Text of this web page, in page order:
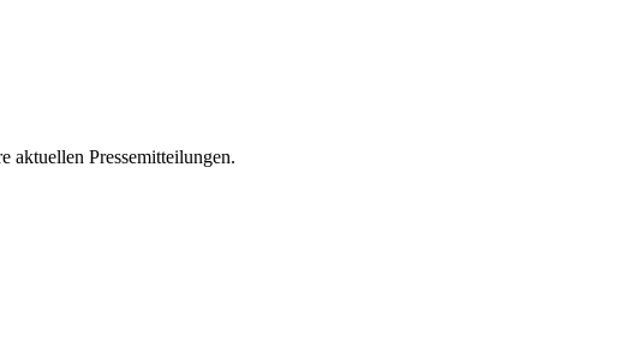
aktuellen Pressemitteilungen.